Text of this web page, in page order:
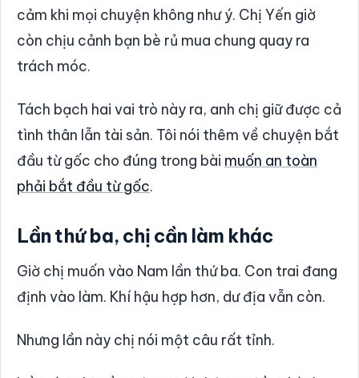
cảm khi mọi chuyện không như ý. Chị Yến giờ
còn chịu cảnh bạn bè rủ mua chung quay ra
trách móc.
Tách bạch hai vai trò này ra, anh chị giữ được cả
tình thân lẫn tài sản. Tôi nói thêm về chuyện bắt
đầu từ gốc cho đúng trong bài muốn an toàn
phải bắt đầu từ gốc.
Lần thứ ba, chị cần làm khác
Giờ chị muốn vào Nam lần thứ ba. Con trai đang
định vào làm. Khí hậu hợp hơn, dư địa vẫn còn.
Nhưng lần này chị nói một câu rất tỉnh.